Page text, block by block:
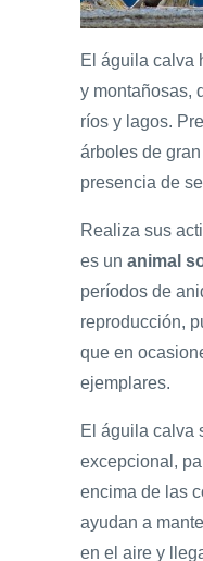
El águila calva
y montañosas,
ríos y lagos.
árboles de
presencia de
Realiza sus
es un animal
períodos de
reproducción,
que en
ejemplares.
El águila calva
excepcional,
encima de las
ayudan a
en el aire y